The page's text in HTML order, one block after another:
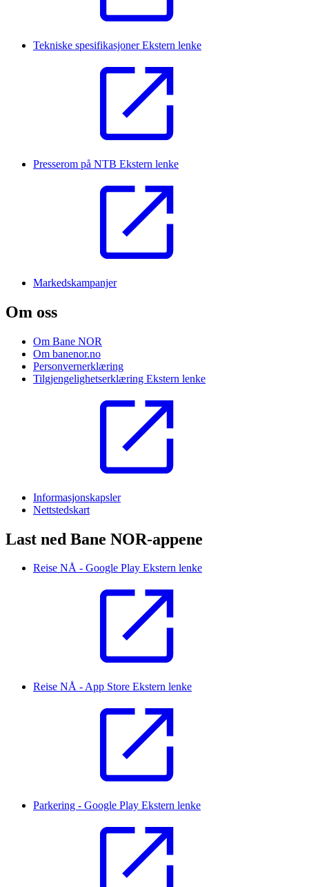
Tekniske spesifikasjonerEkstern lenke
Presserom på NTB Ekstern lenke
Markedskampanjer
Om oss
Om Bane NOR
Om banenor.no
Personvernerklæring
Tilgjengelighetserklæring Ekstern lenke
Informasjonskapsler
Nettstedskart
Last ned Bane NOR-appene
Reise NÅ - Google Play Ekstern lenke
Reise NÅ - App Store Ekstern lenke
Parkering - Google Play Ekstern lenke